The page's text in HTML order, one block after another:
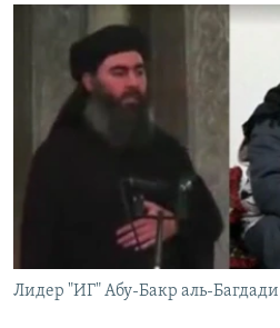
СЕВЕР.РЕАЛИИ
СИБИРЬ.РЕАЛИИ
РАСПИСАНИЕ ВЕЩАНИЯ
ПОДПИШИТЕСЬ НА РАССЫЛКУ
СОЦИАЛЬНЫЕ СЕТИ
Лидер "ИГ" Абу-Бакр аль-